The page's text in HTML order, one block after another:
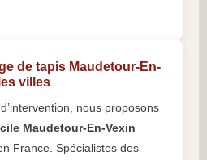
de tapis Maudetour-En-
villes
nous proposons
Maudetour-En-Vexin
France. Spécialistes des